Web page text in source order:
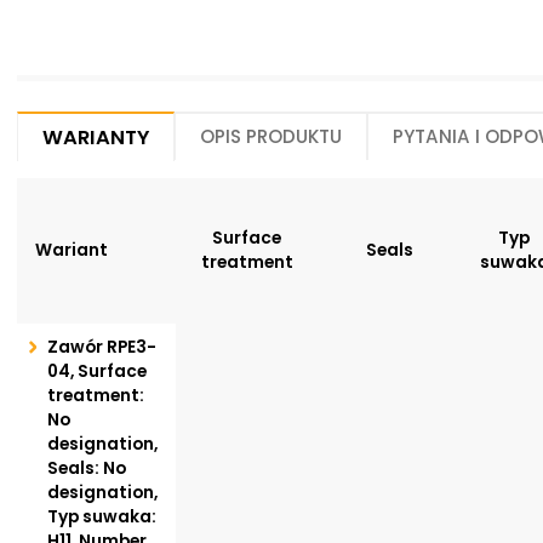
Warianty Opis produktu Pytania i
Wariant
Surface
treatment
Seals
Typ
Zawór RPE3-
04, Surface
treatment:
No
designation,
Seals: No
designation,
Typ suwaka: